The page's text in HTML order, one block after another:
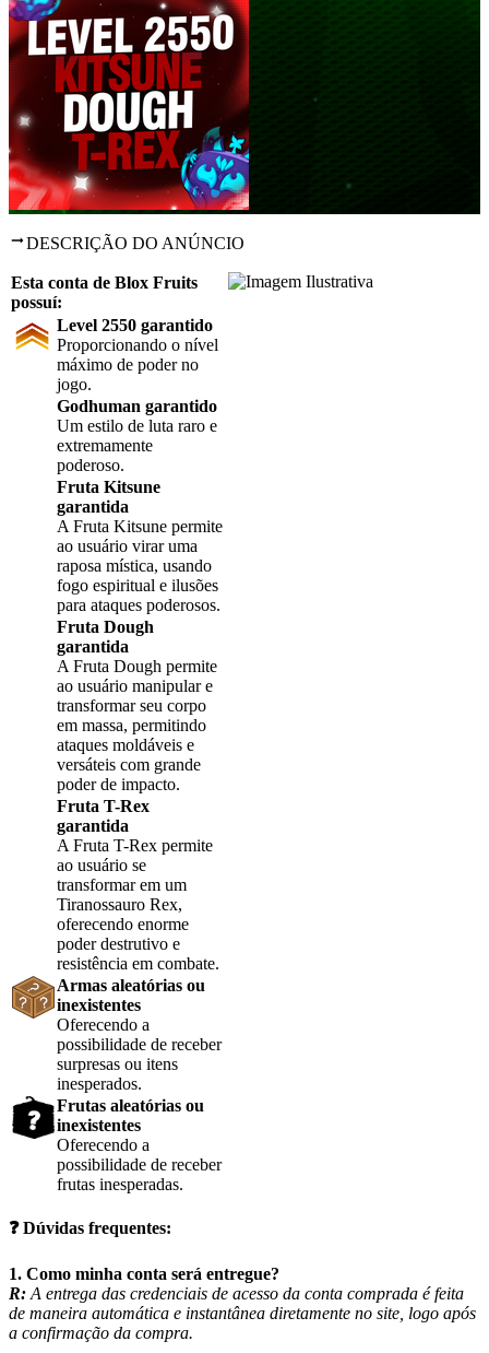
DESCRIÇÃO DO ANÚNCIO
Esta conta de Blox Fruits
possuí:
Level 2550 garantido
Proporcionando o nível
máximo de poder no
jogo.
Godhuman garantido
Um estilo de luta raro e
extremamente
poderoso.
Fruta Kitsune
garantida
A Fruta Kitsune permite
ao usuário virar uma
raposa mística, usando
fogo espiritual e ilusões
para ataques poderosos.
Fruta Dough
garantida
A Fruta Dough permite
ao usuário manipular e
transformar seu corpo
em massa, permitindo
ataques moldáveis e
versáteis com grande
poder de impacto.
Fruta T-Rex
garantida
A Fruta T-Rex permite
ao usuário se
transformar em um
Tiranossauro Rex,
oferecendo enorme
poder destrutivo e
resistência em combate.
Armas aleatórias ou
inexistentes
Oferecendo a
possibilidade de receber
surpresas ou itens
inesperados.
Frutas aleatórias ou
inexistentes
Oferecendo a
possibilidade de receber
frutas inesperadas.
❓Dúvidas frequentes:
1. Como minha conta será entregue?
R: A entrega das credenciais de acesso da conta comprada é feita
de maneira automática e instantânea diretamente no site, logo após
a confirmação da compra.